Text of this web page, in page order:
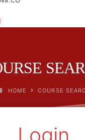
HOME COURSE